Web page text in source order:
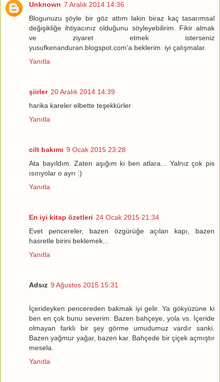
Unknown 7 Aralık 2014 14:36
Blogunuzu şöyle bir göz attım lakin biraz kaç tasarımsal
değişikliğe ihtiyacınız olduğunu söyleyebilirim. Fikir almak
ve ziyaret etmek isterseniz
yusufkenanduran.blogspot.com'a beklerim. iyi çalışmalar.
Yanıtla
şiirler 20 Aralık 2014 14:39
harika kareler elbette teşekkürler
Yanıtla
cilt bakımı 9 Ocak 2015 23:28
Ata bayıldım. Zaten aşığım ki ben atlara... Yalnız çok pis
ısırıyolar o ayrı :)
Yanıtla
En iyi kitap özetleri 24 Ocak 2015 21:34
Evet pencereler, bazen özgürüğe açılan kapı, bazen
hasretle birini beklemek...
Yanıtla
Adsız 9 Ağustos 2015 15:31
İçerideyken pencereden bakmak iyi gelir. Ya gökyüzüne ki
ben en çok bunu severim. Bazen bahçeye, yola vs. İçeride
olmayan farklı bir şey görme umudumuz vardır sanki.
Bazen yağmur yağar, bazen kar. Bahçede bir çiçek açmıştır
mesela.
Yanıtla